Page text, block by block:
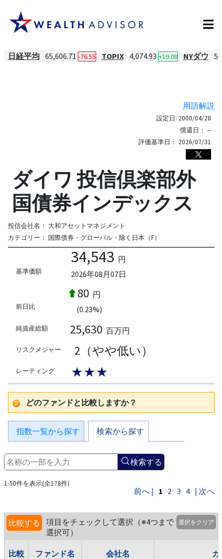
日経平均 65,606.71 -76.55 TOPIX 4,074.93 +19.08 NYダウ
用語解説
設定日: 2000/04/28
償還日： --
評価基準日： 2026/07/31
ダイワ 投信倶楽部外
国債券インデックス
投信会社名： 大和アセットマネジメント
カテゴリー： 国際債券・グローバル・除く日本（F）
基準価額
34,543 円
2026年08月07日
前日比
80 円
(0.23%)
純資産総額 25,630 百万円
リスクメジャー 2（やや低い）
レーティング ★★★
どのファンドと比較しますか？
指数一覧から探す 検索から探す
検索する
1-50件を表示(全178件)
前へ | 1 2 3 4 | 次へ
比較する
項目をチェックして選択（※4つまで
選択可）
選択をクリア
比較 ファンド名 会社名